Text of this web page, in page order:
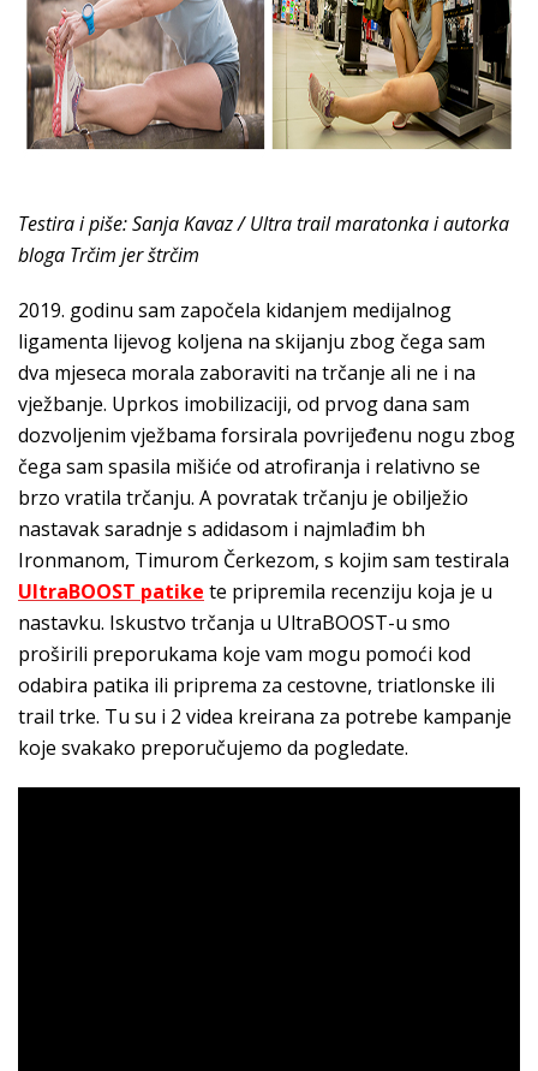
Testira i piše: Sanja Kavaz / Ultra trail maratonka i autorka
bloga Trčim jer štrčim
2019. godinu sam započela kidanjem medijalnog
ligamenta lijevog koljena na skijanju zbog čega sam
dva mjeseca morala zaboraviti na trčanje ali ne i na
vježbanje. Uprkos imobilizaciji, od prvog dana sam
dozvoljenim vježbama forsirala povrijeđenu nogu zbog
čega sam spasila mišiće od atrofiranja i relativno se
brzo vratila trčanju. A povratak trčanju je obilježio
nastavak saradnje s adidasom i najmlađim bh
Ironmanom, Timurom Čerkezom, s kojim sam testirala
UltraBOOST patike te pripremila recenziju koja je u
nastavku. Iskustvo trčanja u UltraBOOST-u smo
proširili preporukama koje vam mogu pomoći kod
odabira patika ili priprema za cestovne, triatlonske ili
trail trke. Tu su i 2 videa kreirana za potrebe kampanje
koje svakako preporučujemo da pogledate.